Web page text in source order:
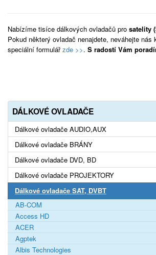
Nabízíme tisíce dálkových ovladačů pro satelity
Pokud některý ovladač nenajdete, neváhejte nás
speciální formulářzde >>. S radostí Vám
DÁLKOVÉ OVLADAČE
Dálkové ovladače AUDIO,AUX
Dálkové ovladače BRÁNY
Dálkové ovladače DVD, BD
Dálkové ovladače PROJEKTORY
Dálkové ovladače SAT, DVBT
AB-COM
Access HD
ACER
Agptek
Albis Technologies